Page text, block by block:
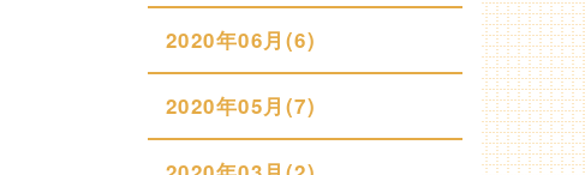
2020年06月(6)
2020年05月(7)